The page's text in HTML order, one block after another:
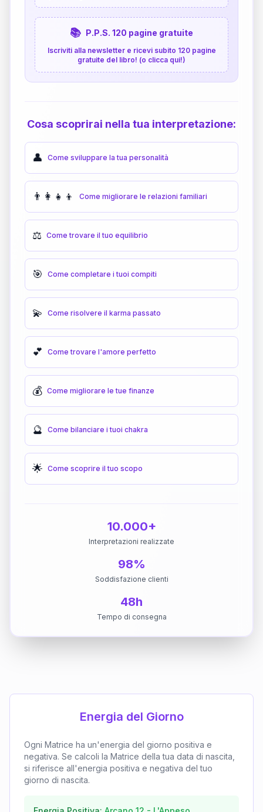
📚 P.P.S. 120 pagine gratuite
Iscriviti alla newsletter e ricevi subito 120 pagine
gratuite del libro! (o clicca qui!)
Cosa scoprirai nella tua interpretazione:
👤 Come sviluppare la tua personalità
👨‍👩‍👧‍👦 Come migliorare le relazioni familiari
⚖️ Come trovare il tuo equilibrio
🎯 Come completare i tuoi compiti
💫 Come risolvere il karma passato
💕 Come trovare l'amore perfetto
💰 Come migliorare le tue finanze
🔮 Come bilanciare i tuoi chakra
🌟 Come scoprire il tuo scopo
10.000+
Interpretazioni realizzate
98%
Soddisfazione clienti
48h
Tempo di consegna
Energia del Giorno
Ogni Matrice ha un'energia del giorno positiva e
negativa. Se calcoli la Matrice della tua data di nascita,
si riferisce all'energia positiva e negativa del tuo
giorno di nascita.